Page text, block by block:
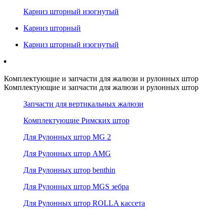
Карниз шторный изогнутый
Карниз шторный
Карниз шторный изогнутый
Комплектующие и запчасти для жалюзи и рулонных штор
Комплектующие и запчасти для жалюзи и рулонных штор
Запчасти для вертикальных жалюзи
Комплектующие Римских штор
Для Рулонных штор MG 2
Для Рулонных штор AMG
Для Рулонных штор benthin
Для Рулонных штор MGS зебра
Для Рулонных штор ROLLA кассета